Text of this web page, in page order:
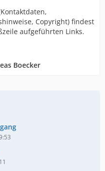
Copyright) findest
aufgeführten Links.
Boecker